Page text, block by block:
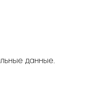
данные.